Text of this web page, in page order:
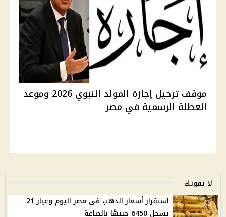
موقف ترحيل إجازة المولد النبوي 2026 وموعد
العطلة الرسمية في مصر
لا يفوتك
استقرار أسعار الذهب في مصر اليوم وعيار 21
يسجل 6450 جنيهًا بالصاغة